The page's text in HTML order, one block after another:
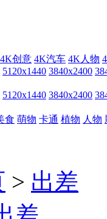
4K创意 4K汽车 4K人物
5120x1440 3840x2400
5120x1440 3840x2400
食 萌物 卡通 植物 人物
> 出差